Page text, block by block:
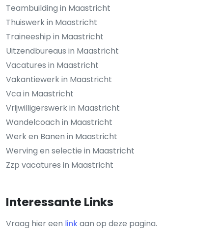
Teambuilding in Maastricht
Thuiswerk in Maastricht
Traineeship in Maastricht
Uitzendbureaus in Maastricht
Vacatures in Maastricht
Vakantiewerk in Maastricht
Vca in Maastricht
Vrijwilligerswerk in Maastricht
Wandelcoach in Maastricht
Werk en Banen in Maastricht
Werving en selectie in Maastricht
Zzp vacatures in Maastricht
Interessante Links
Vraag hier een linkaan op deze pagina.